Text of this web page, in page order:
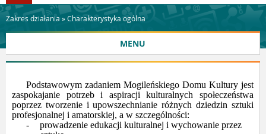
Zakres działania »Charakterystyka ogólna
MENU
Podstawowym zadaniem Mogileńskiego Domu Kultury jest
zaspokajanie potrzeb i aspiracji kulturalnych społeczeństwa
poprzez tworzenie i upowszechnianie różnych dziedzin sztuki
profesjonalnej i amatorskiej, a w szczególności:
-
prowadzenie edukacji kulturalnej i wychowanie przez